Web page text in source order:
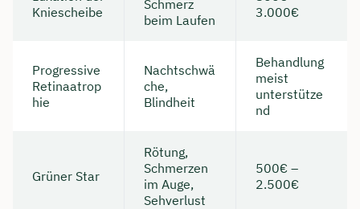
Kniescheibe
Schmerz
beim Laufen
3.000€
Progressive
Retinaatrop
hie
Nachtschwä
che,
Blindheit
Behandlung
meist
unterstütze
nd
Grüner Star
Rötung,
Schmerzen
im Auge,
Sehverlust
500€ –
2.500€